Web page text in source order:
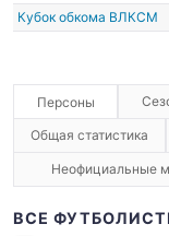
Кубок обкома ВЛКСМ
Персоны
Общая статистика
Неофициальные
ВСЕ